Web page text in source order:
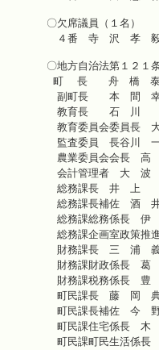
〇欠席議員（１名）
４番 寺 沢 孝
〇地方自治法第１２１
町 長 舟 橋
副町長 本 間
教育長 石
教育委員会委員
監査委員 長谷川
農業委員会会長
会計管理者 大
総務課長 井
総務課長補佐 酒
総務課総務係長
総務課企画室政策
財務課長 三
財務課財政係長
財務課税務係長
町民課長 藤 岡
町民課長補佐 今
町民課住宅係長
町民課町民生活